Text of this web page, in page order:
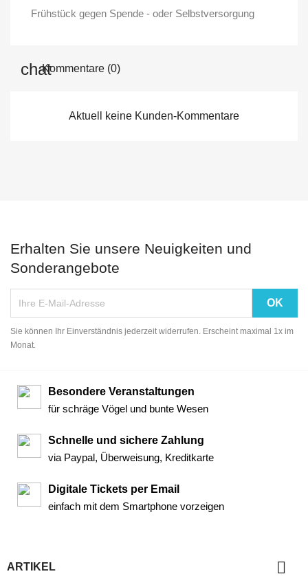
Frühstück gegen Spende - oder Selbstversorgung
Kommentare (0)
Aktuell keine Kunden-Kommentare
Erhalten Sie unsere Neuigkeiten und
Sonderangebote
Sie können Ihr Einverständnis jederzeit widerrufen. Erscheint maximal 1x im
Monat.
Besondere Veranstaltungen
für schräge Vögel und bunte Wesen
Schnelle und sichere Zahlung
via Paypal, Überweisung, Kreditkarte
Digitale Tickets per Email
einfach mit dem Smartphone vorzeigen
ARTIKEL 